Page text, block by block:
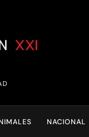
XXI
NACIONAL